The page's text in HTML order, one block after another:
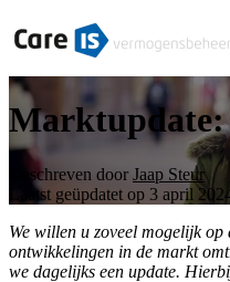
Marktupdate:
Geschreven door Jaap Steur
Laatst geüpdatet op 3 april
We willen u zoveel mogelijk op
ontwikkelingen in de markt
we dagelijks een update.